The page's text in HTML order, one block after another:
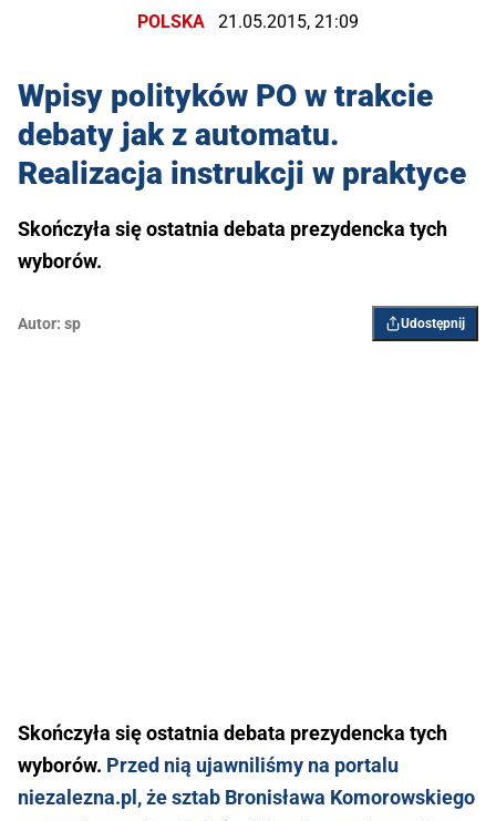
POLSKA 21.05.2015, 21:09
Wpisy polityków PO w trakcie
debaty jak z automatu.
Realizacja instrukcji w praktyce
Skończyła się ostatnia debata prezydencka tych
wyborów.
Autor: sp Udostępnij
Skończyła się ostatnia debata prezydencka tych
wyborów. Przed nią ujawniliśmy na portalu
niezalezna.pl, że sztab Bronisława Komorowskiego